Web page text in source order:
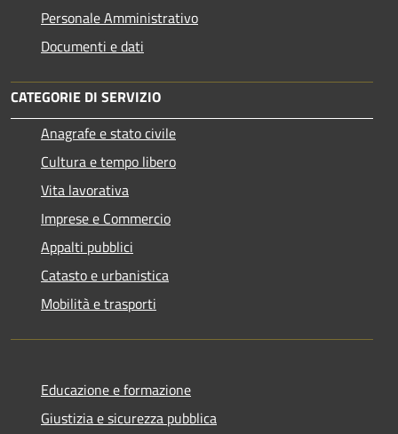
Personale Amministrativo
Documenti e dati
CATEGORIE DI SERVIZIO
Anagrafe e stato civile
Cultura e tempo libero
Vita lavorativa
Imprese e Commercio
Appalti pubblici
Catasto e urbanistica
Mobilità e trasporti
Educazione e formazione
Giustizia e sicurezza pubblica